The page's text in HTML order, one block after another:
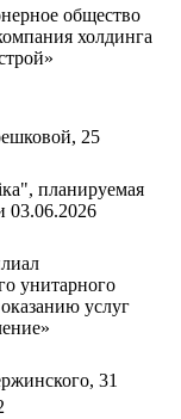
общество
холдинга
25
планируемая
03.06.2026
унитарного
услуг
31